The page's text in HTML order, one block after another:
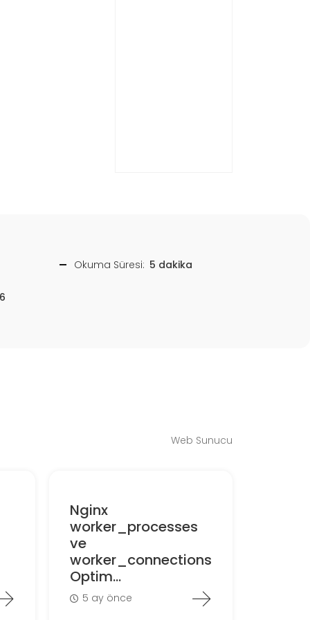
Okuma Süresi: 5 dakika
Web Sunucu
Nginx
worker_processes
ve
worker_connections
Optim...
5 ay önce